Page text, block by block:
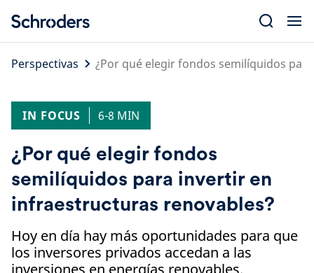
content
Perspectivas
¿Por qué elegir fondos semilíquidos
IN FOCUS 6-8 MIN
¿Por qué elegir fondos
semilíquidos para invertir en
infraestructuras renovables?
Hoy en día hay más oportunidades para que
los inversores privados accedan a las
inversiones en energías renovables.